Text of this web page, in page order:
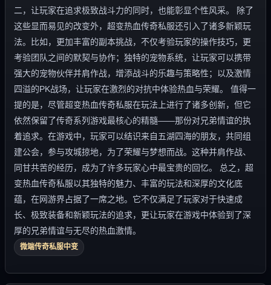
二，让玩家在追求极致战斗力的同时，也能彰显个性风采。 除了
这些显而易见的改变外，超变热血传奇私服还引入了诸多新颖玩
法。比如，更加丰富的副本挑战，不仅考验玩家的操作技巧，更
考验团队之间的默契与协作；独特的宠物系统，让玩家可以携带
强大的宠物伙伴并肩作战，增添战斗的乐趣与策略性；以及激情
四溢的PK战场，让玩家在激烈的对抗中体验热血与荣耀。 值得一
提的是，尽管超变热血传奇私服在玩法上进行了诸多创新，但它
依然保留了传奇系列游戏最核心的精髓——那份对兄弟情谊的执
着追求。在游戏中，玩家可以结识来自五湖四海的朋友，共同组
建公会，参与攻城掠地，为了荣耀与梦想而战。这种并肩作战、
同甘共苦的经历，成为了许多玩家心中最宝贵的回忆。 总之，超
变热血传奇私服以其独特的魅力、丰富的玩法和深厚的文化底
蕴，在网游界占据了一席之地。它不仅满足了玩家对于快速成
长、极致装备和新颖玩法的追求，更让玩家在游戏中体验到了深
厚的兄弟情谊与无尽的热血激情。
微端传奇私服中变